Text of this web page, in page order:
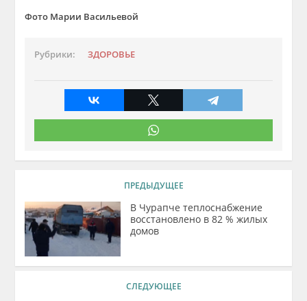
Фото Марии Васильевой
Рубрики: ЗДОРОВЬЕ
ПРЕДЫДУЩЕЕ
В Чурапче теплоснабжение
восстановлено в 82 % жилых
домов
СЛЕДУЮЩЕЕ